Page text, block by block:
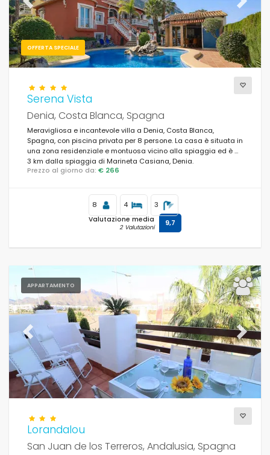
OFFERTA SPECIALE
Previous Next
Serena Vista
Denia, Costa Blanca, Spagna
Meravigliosa e incantevole villa a Denia, Costa Blanca,
Spagna, con piscina privata per 8 persone. La casa è situata in
una zona residenziale e montuosa vicino alla spiaggia ed è a
3 km dalla spiaggia di Marineta Casiana, Denia.
Prezzo al giorno da: € 266
8 4 3
Valutazione media
2 Valutazioni 9,7
APPARTAMENTO
Previous Next
Lorandalou
San Juan de los Terreros, Andalusia, Spagna